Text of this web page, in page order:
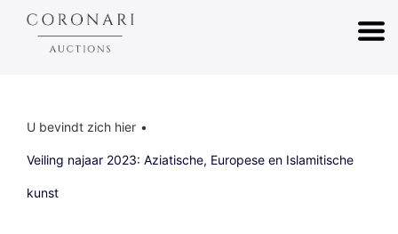
U bevindt zich hier
Veiling najaar 2023: Aziatische, Europese en Islamitische
kunst